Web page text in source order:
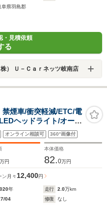
阜県羽島郡
・見積依頼
る
） Ｕ－Ｃａｒネッツ岐南店
煙車/衝突軽減/ETC/電
ヘッドライト/オート
ベライザー/アイドリ
アルミホイール
オンライン相談可 360°画像付
万円
本体価格
82.0万円
ン 月々 12,400円
年 走行 2.0万km
04 修復
なし